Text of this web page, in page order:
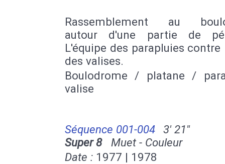
Rassemblement au
autour d'une partie de
L'équipe des parapluies contre
des valises.
Boulodrome / platane /
valise
Séquence 001-004
3' 21''
Super 8Muet - Couleur
Date : 1977 | 1978